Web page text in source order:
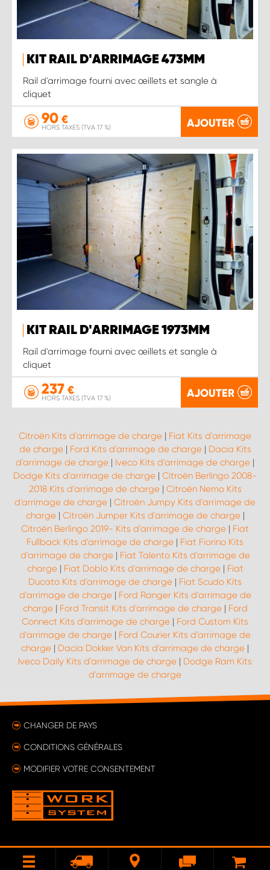
KIT RAIL D'ARRIMAGE 473MM
Rail d'arrimage fourni avec œillets et sangle à
cliquet
90 €
HORS TAXES (TVA 17 %) AJOUTER
KIT RAIL D'ARRIMAGE 1973MM
Rail d'arrimage fourni avec œillets et sangle à
cliquet
237 €
HORS TAXES (TVA 17 %) AJOUTER
Citroën Kits d'arrimage de charge | Fiat Kits d'arrimage
de charge| Ford Kits d'arrimage de charge| Dacia Kits
d'arrimage de charge | Iveco Kits d'arrimage de charge |
Dodge Kits d'arrimage de charge | Citroën Berlingo 2008-
2018 Kits d'arrimage de charge| Citroën Nemo Kits
d'arrimage de charge | Citroën Jumpy Kits d'arrimage de
charge| Citroën Jumper Kits d'arrimage de charge|
Citroën Berlingo 2019- Kits d'arrimage de charge | Fiat
Fullback Kits d'arrimage de charge | Fiat Fiorino Kits
d'arrimage de charge| Fiat Talento Kits d'arrimage de
charge| Fiat Doblo Kits d'arrimage de charge| Fiat
Ducato Kits d'arrimage de charge | Fiat Scudo Kits
d'arrimage de charge| Ford Ranger Kits d'arrimage de
charge| Ford Transit Kits d'arrimage de charge| Ford
Connect Kits d'arrimage de charge | Ford Custom Kits
d'arrimage de charge | Ford Courier Kits d'arrimage de
charge | Dacia Dokker Van Kits d'arrimage de charge |
Iveco Daily Kits d'arrimage de charge | Dodge Ram Kits
d'arrimage de charge
CHANGER DE PAYS
CONDITIONS GÉNÉRALES
MODIFIER VOTRE CONSENTEMENT